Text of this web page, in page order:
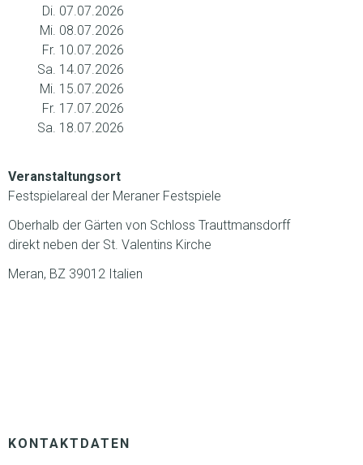
Di. 07.07.2026
Mi. 08.07.2026
Fr. 10.07.2026
Sa. 14.07.2026
Mi. 15.07.2026
Fr. 17.07.2026
Sa. 18.07.2026
Veranstaltungsort
Festspielareal der Meraner Festspiele
Oberhalb der Gärten von Schloss Trauttmansdorff
direkt neben der St. Valentins Kirche
Meran, BZ 39012 Italien
KONTAKTDATEN